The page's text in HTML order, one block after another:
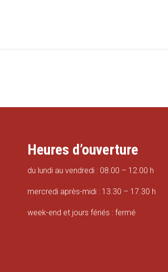
Heures d’ouverture
du lundi au vendredi : 08.00 – 12.00 h
mercredi après-midi : 13.30 – 17.30 h
week-end et jours fériés : fermé